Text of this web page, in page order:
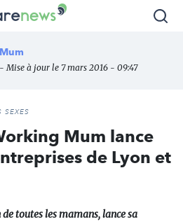
Mise à jour le 7 mars 2016 - 09:47
SEXES
Mum lance
de Lyon et
toutes les mamans, lance sa